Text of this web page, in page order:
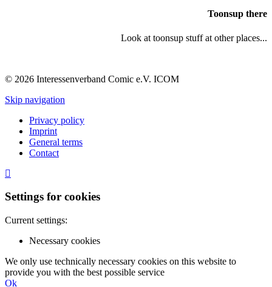
Toonsup there
Look at toonsup stuff at other places...
© 2026 Interessenverband Comic e.V. ICOM
Skip navigation
Privacy policy
Imprint
General terms
Contact
Settings for cookies
Current settings:
Necessary cookies
We only use technically necessary cookies on this website to
provide you with the best possible service
Ok